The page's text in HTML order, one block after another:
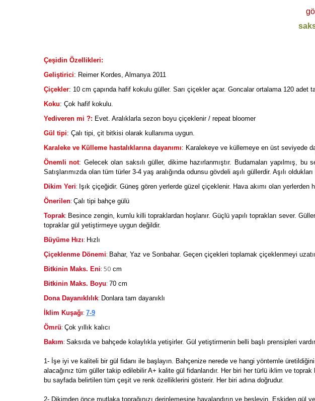
Çeşidin Özellikleri:
Geliştirici: Reimer Kordes, Almanya 2011
Çiçekler: 10 cm çapında hafif kokulu güller. Sarı çiçekler açar. Goncalar ortalama 120 adet
Koku: Çok hafif kokulu.
Yediveren mi ?: Evet. Aralıklarla sezon boyu çiçeklenir / repeat bloomer
Gül tipi: Çalı tipi, çit bitkisi olarak kullanıma uygun.
Karaleke ve Külleme hastalıklarına dayanımı: Karalekeye ve küllemeye en üst seviyede
Önemli not: Gelecek olan saksılı güller, dikime hazırlanmıştır. Budamaları yapılmış,
Satışlarımızda olan tüm türler 3-4 yaş aralığında odunsu gövdeli aşılı güllerdir. Aşılı
Dikim Yeri: Işık çiçeğidir. Güneş gören yerlerde güzel çiçeklenir. Hava akımı olan yerlerden
Önerilen: Çalı tipi bahçe gülü
Toprak: Besince zengin, kumlu killi topraklardan hoşlanır. Güçlü yapılı toprakları sever.
topraklar gül yetiştirmeye uygun değildir.
Büyüme Hızı: Hızlı
Çiçeklenme Dönemi: Bahar, Yaz ve Sonbahar. Geçen çiçekleri toplamak çiçeklenmeyi uzatır
Bitkinin Maks. Eni: 50 cm
Bitkinin Maks. Boyu: 70 cm
Dona Dayanıklılık: Donlara tam dayanıklı
İklim Kuşağı: 7-9
Ömrü: Çok yıllık kalıcı
Bakım: Saksıda ve bahçede kolaylıkla yetişirler. Gül yetiştirmenin belli başlı prensipleri
1- İşe iyi ve kaliteli bir gül fidanı ile başlayın. Bahçenize nerede ve hangi yöntemle
alacağınız tüm güller takip edilebilir A+ kalite gül fidanlarıdır. Her biri her türlü iklim ve
bu sayfada belirtilen tüm çeşit ve renk özelliklerini gösterir. Her biri adına doğrudur.
2- Dikimden önce mutlaka toprağınızı derinlemesine havalandırın ve besleyin. Eskiden